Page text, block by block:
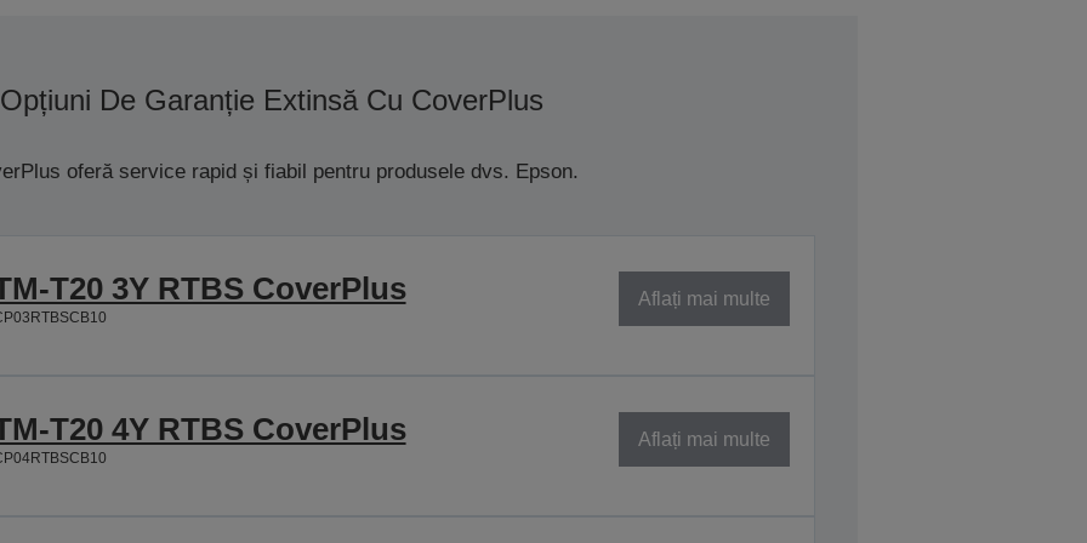
Opțiuni De Garanție Extinsă Cu CoverPlus
oferă service rapid și fiabil pentru produsele dvs. Epson.
T20 3Y RTBS CoverPlus Aflați mai multe
T20 4Y RTBS CoverPlus Aflați mai multe